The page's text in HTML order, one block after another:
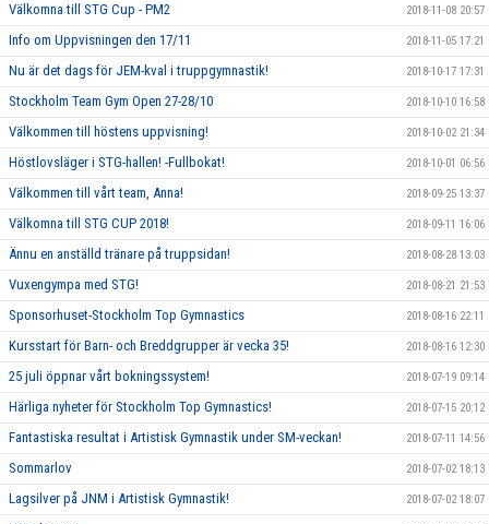
Välkomna till STG Cup - PM2 2018-11-08 20:57
Info om Uppvisningen den 17/11 2018-11-05 17:21
Nu är det dags för JEM-kval i truppgymnastik! 2018-10-17 17:31
Stockholm Team Gym Open 27-28/10 2018-10-10 16:58
Välkommen till höstens uppvisning! 2018-10-02 21:34
Höstlovsläger i STG-hallen! -Fullbokat! 2018-10-01 06:56
Välkommen till vårt team, Anna! 2018-09-25 13:37
Välkomna till STG CUP 2018! 2018-09-11 16:06
Ännu en anställd tränare på truppsidan! 2018-08-28 13:03
Vuxengympa med STG! 2018-08-21 21:53
Sponsorhuset-Stockholm Top Gymnastics 2018-08-16 22:11
Kursstart för Barn- och Breddgrupper är vecka 35! 2018-08-16 12:30
25 juli öppnar vårt bokningssystem! 2018-07-19 09:14
Härliga nyheter för Stockholm Top Gymnastics! 2018-07-15 20:12
Fantastiska resultat i Artistisk Gymnastik under SM-veckan! 2018-07-11 14:56
Sommarlov 2018-07-02 18:13
Lagsilver på JNM i Artistisk Gymnastik! 2018-07-02 18:07